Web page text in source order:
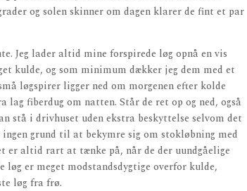
og solen skinner om dagen klarer de fint et par
Jeg lader altid mine forspirede løg opnå en vis
kulde, og som minimum dækker jeg dem med et
løgspirer ligger ned om morgenen efter kolde
fiberdug om natten. Står de ret op og ned, også
stå i drivhuset uden ekstra beskyttelse selvom det
grund til at bekymre sig om stokløbning med
er altid rart at tænke på, når de der uundgåelige
er meget modstandsdygtige overfor kulde,
løg fra frø.